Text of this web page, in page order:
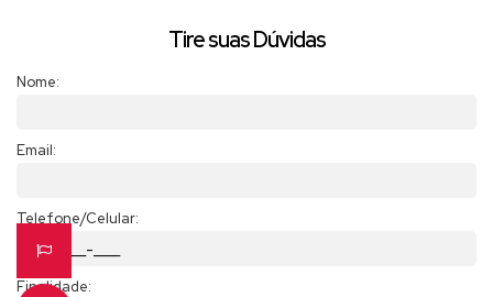
Tire suas Dúvidas
Nome:
Email:
Telefone/Celular:
Finalidade: